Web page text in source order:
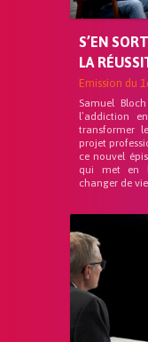
S’EN
LA
Emission du
Samuel
l’addiction
transformer
projet
ce nouvel
qui met en
changer de